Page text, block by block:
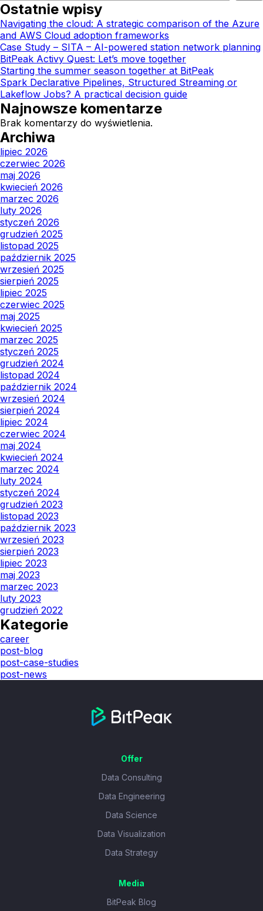
Ostatnie wpisy
Navigating the cloud: A strategic comparison of the Azure
and AWS Cloud adoption frameworks
Case Study – SITA – AI-powered station network planning
BitPeak Activy Quest: Let’s move together
Starting the summer season together at BitPeak
Spark Declarative Pipelines, Structured Streaming or
Lakeflow Jobs? A practical decision guide
Najnowsze komentarze
Brak komentarzy do wyświetlenia.
Archiwa
lipiec 2026
czerwiec 2026
maj 2026
kwiecień 2026
marzec 2026
luty 2026
styczeń 2026
grudzień 2025
listopad 2025
październik 2025
wrzesień 2025
sierpień 2025
lipiec 2025
czerwiec 2025
maj 2025
kwiecień 2025
marzec 2025
styczeń 2025
grudzień 2024
listopad 2024
październik 2024
wrzesień 2024
sierpień 2024
lipiec 2024
czerwiec 2024
maj 2024
kwiecień 2024
marzec 2024
luty 2024
styczeń 2024
grudzień 2023
listopad 2023
październik 2023
wrzesień 2023
sierpień 2023
lipiec 2023
maj 2023
marzec 2023
luty 2023
grudzień 2022
Kategorie
career
post-blog
post-case-studies
post-news
Offer
Data Consulting
Data Engineering
Data Science
Data Visualization
Data Strategy
Media
BitPeak Blog